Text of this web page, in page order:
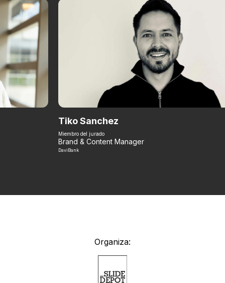
Tiko Sanchez
Miembro del jurado
Brand & Content Manager
DaviBank
Organiza: